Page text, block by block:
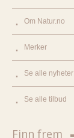
Om Natur.no
Merker
Se alle nyheter
Se alle tilbud
Finn frem